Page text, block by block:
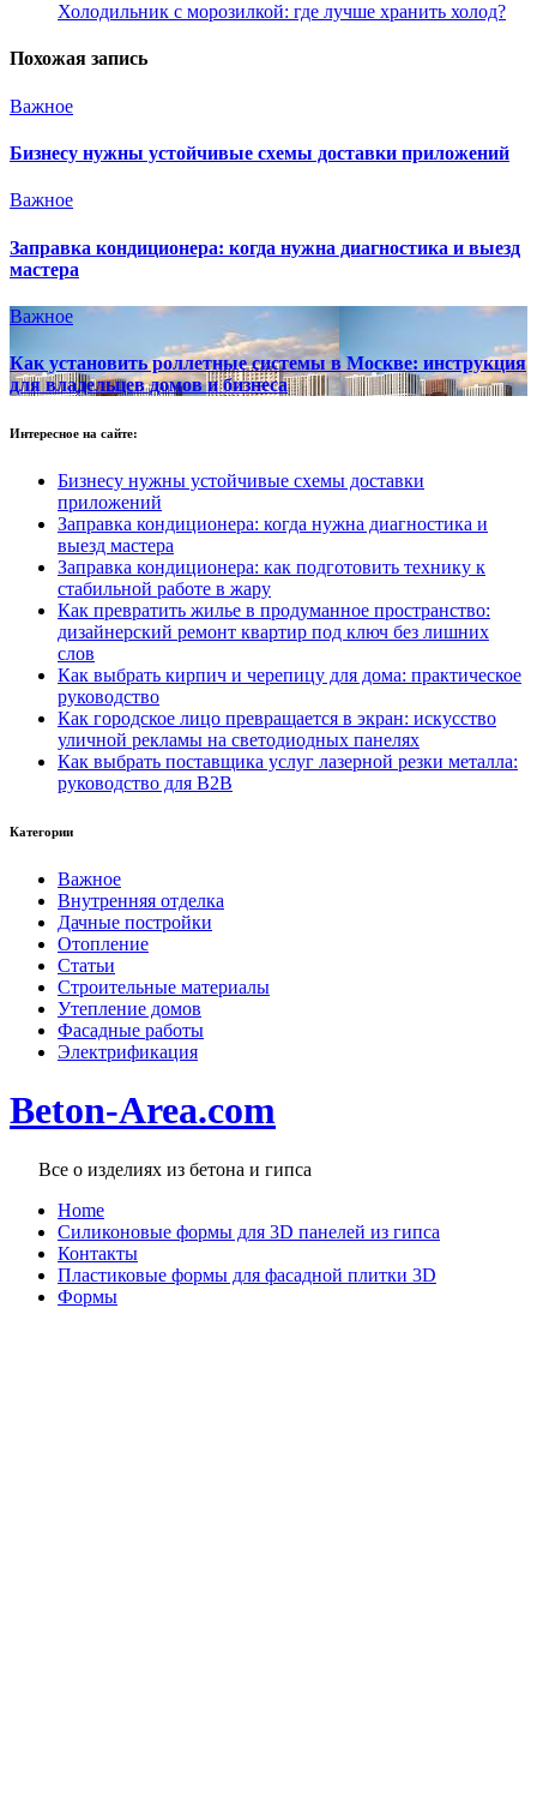
Холодильник с морозилкой: где лучше хранить холод?
Похожая запись
Важное
Бизнесу нужны устойчивые схемы доставки приложений
Важное
Заправка кондиционера: когда нужна диагностика и выезд
мастера
Важное
Как установить роллетные системы в Москве: инструкция
для владельцев домов и бизнеса
Интересное на сайте:
Бизнесу нужны устойчивые схемы доставки
приложений
Заправка кондиционера: когда нужна диагностика и
выезд мастера
Заправка кондиционера: как подготовить технику к
стабильной работе в жару
Как превратить жилье в продуманное пространство:
дизайнерский ремонт квартир под ключ без лишних
слов
Как выбрать кирпич и черепицу для дома: практическое
руководство
Как городское лицо превращается в экран: искусство
уличной рекламы на светодиодных панелях
Как выбрать поставщика услуг лазерной резки металла:
руководство для B2B
Категории
Важное
Внутренняя отделка
Дачные постройки
Отопление
Статьи
Строительные материалы
Утепление домов
Фасадные работы
Электрификация
Beton-Area.com
Все о изделиях из бетона и гипса
Home
Cиликоновые формы для 3D панелей из гипса
Контакты
Пластиковые формы для фасадной плитки 3D
Формы